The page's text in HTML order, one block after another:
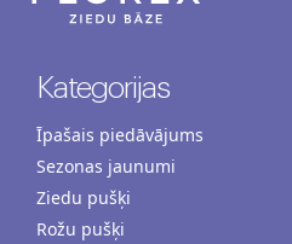
Kategorijas
Īpašais piedāvājums
Sezonas jaunumi
Ziedu pušķi
Rožu pušķi